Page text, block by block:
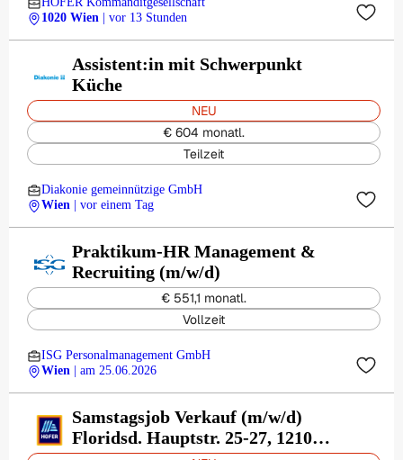
1020 Wien
| vor 13 Stunden
Assistent:in mit Schwerpunkt
Küche
NEU
€ 604 monatl.
Teilzeit
Diakonie gemeinnützige GmbH
Wien
| vor einem Tag
Praktikum-HR Management &
Recruiting (m/w/d)
€ 551,1 monatl.
Vollzeit
ISG Personalmanagement GmbH
Wien
| am 25.06.2026
Samstagsjob Verkauf (m/w/d)
Floridsd. Hauptstr. 25-27, 1210